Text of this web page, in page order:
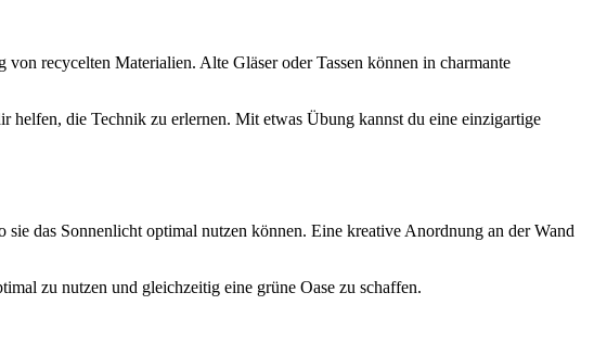
recycelten Materialien. Alte Gläser oder Tassen können in charmante
die Technik zu erlernen. Mit etwas Übung kannst du eine einzigartige
das Sonnenlicht optimal nutzen können. Eine kreative Anordnung an der Wand
zu nutzen und gleichzeitig eine grüne Oase zu schaffen.